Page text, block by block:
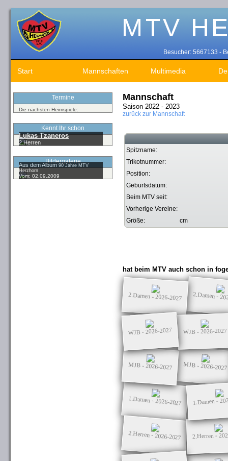
Besucher: 5667133 -
Start Mannschaften Multimedia
Termine
Die nächsten Heimspiele:
Kennt Ihr schon
Lukas Tzaneros
2.Herren
Bildergalerie
Aus dem Album90 Jahre MTV
Herzhorn
Vom: 02.09.2009
Mannschaft
Saison 2022 - 2023
zurück zur Mannschaft
Spitzname:
Trikotnummer:
Position:
Geburtsdatum:
Beim MTV seit:
Vorherige Vereine:
Größe:
cm
hat beim MTV auch schon in
2.Damen - 2026-2027 2.Damen -
WJB - 2026-2027 WJB - 2026-2027
MJB - 2026-2027 MJB - 2026-2027
1.Damen - 2026-2027 1.Damen -
2.Herren - 2026-2027 2.Herren -